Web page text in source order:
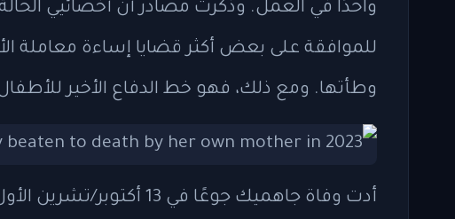
واحدًا في العمل. وذكرت مصادر أن أخصائيي
للموافقة على بعض أكثر قضايا إساءة معاملة
وطأتها. ومع ذلك، فهو خط الدفاع الأخير
أدت وفاة جاهميك جوعًا في 13